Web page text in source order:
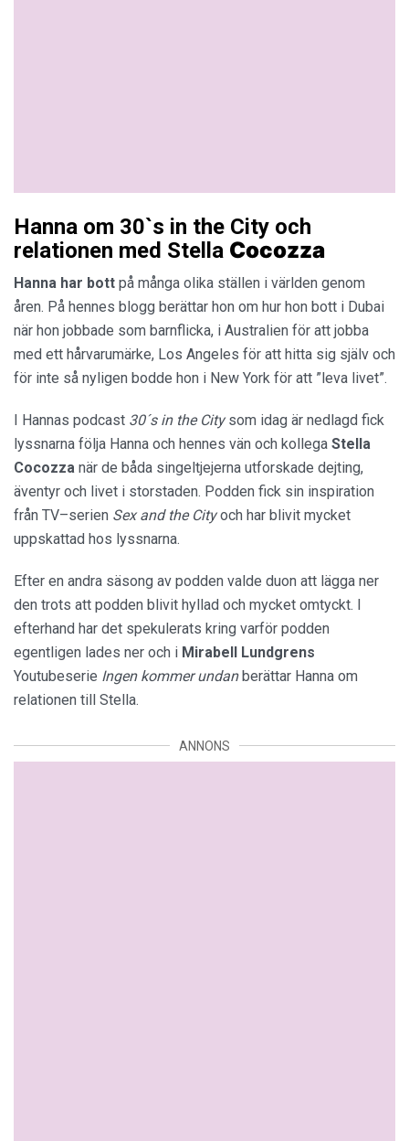
Hanna om 30`s in the City och
relationen med Stella Cocozza
Hanna har bott på många olika ställen i världen genom
åren. På hennes blogg berättar hon om hur hon bott i Dubai
när hon jobbade som barnflicka, i Australien för att jobba
med ett hårvarumärke, Los Angeles för att hitta sig själv och
för inte så nyligen bodde hon i New York för att ”leva livet”.
I Hannas podcast 30´s in the Citysom idag är nedlagd fick
lyssnarna följa Hanna och hennes vän och kollega Stella
Cocozza när de båda singeltjejerna utforskade dejting,
äventyr och livet i storstaden. Podden fick sin inspiration
från TV–serien Sex and the Cityoch har blivit mycket
uppskattad hos lyssnarna.
Efter en andra säsong av podden valde duon att lägga ner
den trots att podden blivit hyllad och mycket omtyckt. I
efterhand har det spekulerats kring varför podden
egentligen lades ner och i Mirabell Lundgrens
Youtubeserie Ingen kommer undanberättar Hanna om
relationen till Stella.
ANNONS